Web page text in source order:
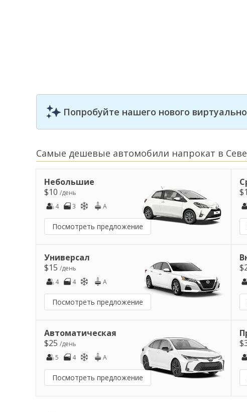
Попробуйте нашего нового
Самые дешевые автомобили напрокат в
Небольшие
$10 /день
4
3 A
Посмотреть предложение
Универсал
$15 /день
4
4 A
Посмотреть предложение
Автоматическая
$25 /день
5
4 A
Посмотреть предложение